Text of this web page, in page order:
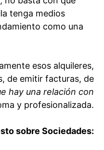
tenga medios
como una
esos alquileres,
de emitir facturas, de
hay una relación con
y profesionalizada.
sobre Sociedades: